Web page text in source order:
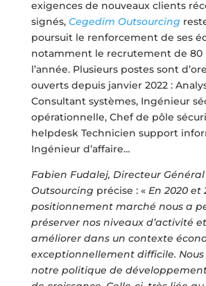
exigences de nouveaux clients
signés, Cegedim Outsourcing
poursuit le renforcement de ses
notamment le recrutement de 80
l’année. Plusieurs postes sont
ouverts depuis janvier 2022 :
Consultant systèmes, Ingénieur
opérationnelle, Chef de pôle
helpdesk Technicien support
Ingénieur d’affaire…
Fabien Fudalej, Directeur
Outsourcing précise : « En 2020 et
positionnement marché nous a
préserver nos niveaux d’activité
améliorer dans un contexte
exceptionnellement difficile. Nous
notre politique de